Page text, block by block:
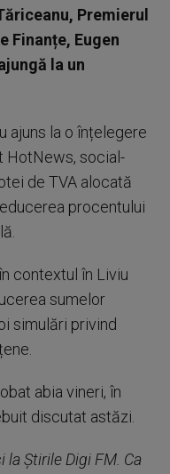
Premierul
Finanțe, Eugen
la un
ajuns la o înțelegere
HotNews, social-
de TVA alocată
procentului
contextul în Liviu
sumelor
simulări privind
abia vineri, în
discutat astăzi.
Știrile Digi FM. Ca